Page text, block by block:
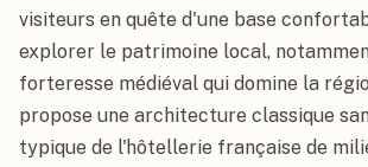
visiteurs en quête d'une base
explorer le patrimoine local,
forteresse médiéval qui domine la
propose une architecture classique
typique de l'hôtellerie française de